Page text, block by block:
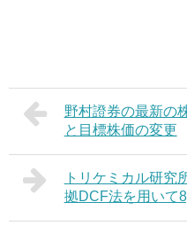
野村證券の最新の
と目標株価の変更
トリケミカル研究
拠DCF法を用いて